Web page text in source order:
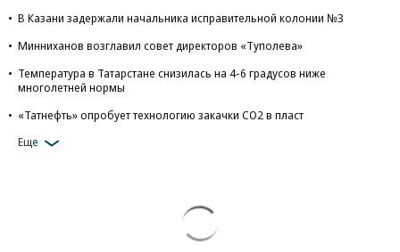
В Казани задержали начальника исправительной колонии №3
Минниханов возглавил совет директоров «Туполева»
Температура в Татарстане снизилась на 4-6 градусов ниже
многолетней нормы
«Татнефть» опробует технологию закачки СО2 в пласт
Еще